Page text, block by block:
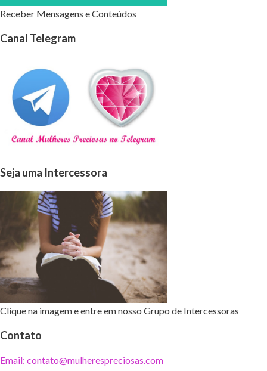
Receber Mensagens e Conteúdos
Canal Telegram
Seja uma Intercessora
Clique na imagem e entre em nosso Grupo de Intercessoras
Contato
Email: contato@mulherespreciosas.com